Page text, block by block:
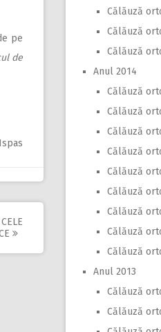
pe
de
Călăuză
Călăuză
Călăuză
Anul 2014
Călăuză
Călăuză
Călăuză
Călăuză
Călăuză
Călăuză
Călăuză
Călăuză
Călăuză
Anul 2013
Călăuză
Călăuză